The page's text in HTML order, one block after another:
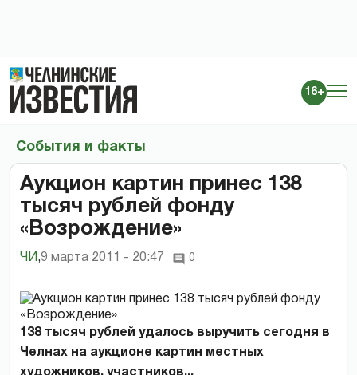
16+
События и факты
Аукцион картин принес 138
тысяч рублей фонду
«Возрождение»
ЧИ ,9 марта 2011 - 20:47 0
138 тысяч рублей удалось выручить сегодня в
Челнах на аукционе картин местных
художников, участников...